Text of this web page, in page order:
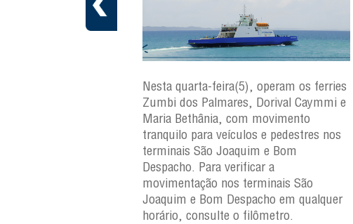
Nesta quarta-feira(5), operam os ferries
Zumbi dos Palmares, Dorival Caymmi e
Maria Bethânia, com movimento
tranquilo para veículos e pedestres nos
terminais São Joaquim e Bom
Despacho. Para verificar a
movimentação nos terminais São
Joaquim e Bom Despacho em qualquer
horário, consulte o filômetro.